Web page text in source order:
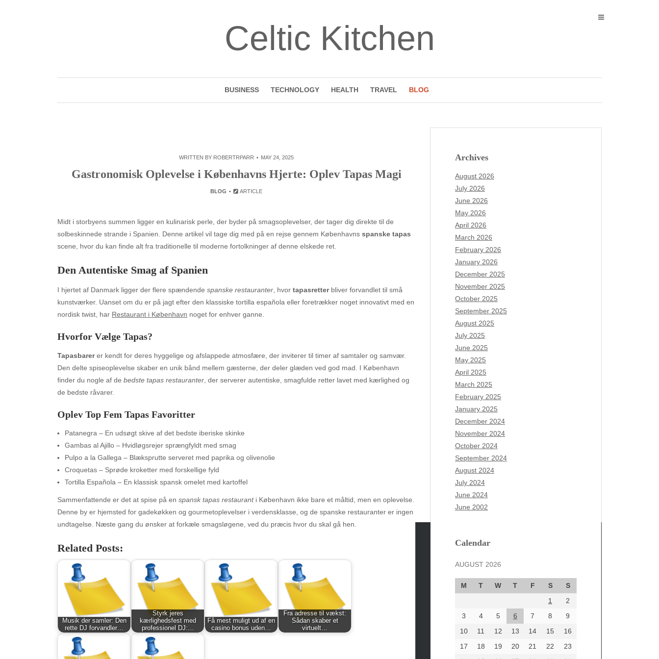
Celtic Kitchen
BUSINESS TECHNOLOGY HEALTH TRAVEL BLOG
WRITTEN BY ROBERTRPARR MAY 24, 2025
Gastronomisk Oplevelse i Københavns Hjerte: Oplev Tapas Magi
BLOG ARTICLE
Midt i storbyens summen ligger en kulinarisk perle, der byder på smagsoplevelser, der tager dig direkte til de
solbeskinnede strande i Spanien. Denne artikel vil tage dig med på en rejse gennem Københavns spanske tapas
scene, hvor du kan finde alt fra traditionelle til moderne fortolkninger af denne elskede ret.
Den Autentiske Smag af Spanien
I hjertet af Danmark ligger der flere spændende spanske restauranter , hvor tapasretterbliver forvandlet til små
kunstværker. Uanset om du er på jagt efter den klassiske tortilla española eller foretrækker noget innovativt med en
nordisk twist, har Restaurant i København noget for enhver ganne.
Hvorfor Vælge Tapas?
Tapasbarerer kendt for deres hyggelige og afslappede atmosfære, der inviterer til timer af samtaler og samvær.
Den delte spiseoplevelse skaber en unik bånd mellem gæsterne, der deler glæden ved god mad. I København
finder du nogle af de bedste tapas restauranter , der serverer autentiske, smagfulde retter lavet med kærlighed og
de bedste råvarer.
Oplev Top Fem Tapas Favoritter
Patanegra – En udsøgt skive af det bedste iberiske skinke
Gambas al Ajillo – Hvidløgsrejer sprængfyldt med smag
Pulpo a la Gallega – Blæksprutte serveret med paprika og olivenolie
Croquetas – Sprøde kroketter med forskellige fyld
Tortilla Española – En klassisk spansk omelet med kartoffel
Sammenfattende er det at spise på en spansk tapas restauranti København ikke bare et måltid, men en oplevelse.
Denne by er hjemsted for gadekøkken og gourmetoplevelser i verdensklasse, og de spanske restauranter er ingen
undtagelse. Næste gang du ønsker at forkæle smagsløgene, ved du præcis hvor du skal gå hen.
Related Posts:
Musik der samler: Den
rette DJ forvandler…
Styrk jeres
kærlighedsfest med
professionel DJ:…
Få mest muligt ud af en
casino bonus uden…
Fra adresse til vækst:
Sådan skaber et
virtuelt…
Archives
August 2026
July 2026
June 2026
May 2026
April 2026
March 2026
February 2026
January 2026
December 2025
November 2025
October 2025
September 2025
August 2025
July 2025
June 2025
May 2025
April 2025
March 2025
February 2025
January 2025
December 2024
November 2024
October 2024
September 2024
August 2024
July 2024
June 2024
June 2002
Calendar
AUGUST 2026
M T W T F S
S
1
2
3
4 5 6 7 8
9
10
11 12 13 14 15
16
17
18 19 20 21 22
23
Archives
August 2026
July 2026
May 2026
April 2026
March 2026
February 2026
Automotive
beauty
Blog
blogs
Blogv
Business